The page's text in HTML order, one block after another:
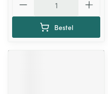
Bestel